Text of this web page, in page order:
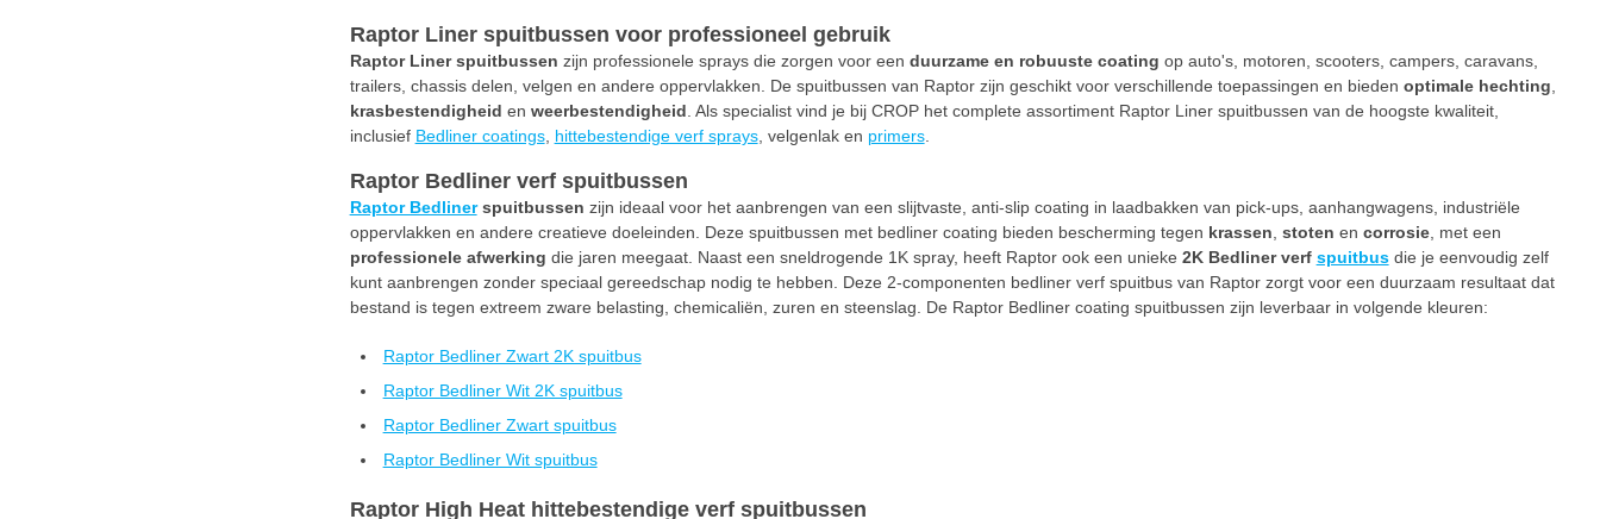
Raptor Liner spuitbussen voor professioneel gebruik
Raptor Liner spuitbussen zijn professionele sprays die zorgen voor een duurzame en robuuste coating op auto's, motoren, scooters, campers, caravans,
trailers, chassis delen, velgen en andere oppervlakken. De spuitbussen van Raptor zijn geschikt voor verschillende toepassingen en bieden optimale hechting
krasbestendigheid en weerbestendigheid . Als specialist vind je bij CROP het complete assortiment Raptor Liner spuitbussen van de hoogste kwaliteit,
inclusief Bedliner coatings, hittebestendige verf sprays, velgenlak en primers.
Raptor Bedliner verf spuitbussen
Raptor Bedlinerspuitbussen zijn ideaal voor het aanbrengen van een slijtvaste, anti-slip coating in laadbakken van pick-ups, aanhangwagens, industriële
oppervlakken en andere creatieve doeleinden. Deze spuitbussen met bedliner coating bieden bescherming tegen krassen stoten en corrosie, met een
professionele afwerking die jaren meegaat. Naast een sneldrogende 1K spray, heeft Raptor ook een unieke 2K Bedliner verf spuitbusdie je eenvoudig zelf
kunt aanbrengen zonder speciaal gereedschap nodig te hebben. Deze 2-componenten bedliner verf spuitbus van Raptor zorgt voor een duurzaam resultaat dat
bestand is tegen extreem zware belasting, chemicaliën, zuren en steenslag. De Raptor Bedliner coating spuitbussen zijn leverbaar in volgende kleuren:
Raptor Bedliner Zwart 2K spuitbus
Raptor Bedliner Wit 2K spuitbus
Raptor Bedliner Zwart spuitbus
Raptor Bedliner Wit spuitbus
Raptor High Heat hittebestendige verf spuitbussen